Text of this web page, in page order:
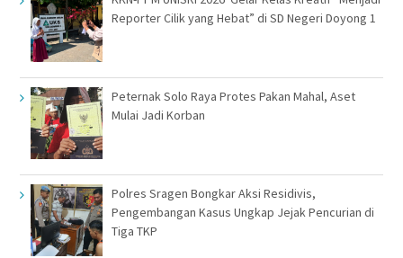
Reporter Cilik yang Hebat” di SD Negeri Doyong 1
Peternak Solo Raya Protes Pakan Mahal, Aset
Mulai Jadi Korban
Polres Sragen Bongkar Aksi Residivis,
Pengembangan Kasus Ungkap Jejak Pencurian di
Tiga TKP